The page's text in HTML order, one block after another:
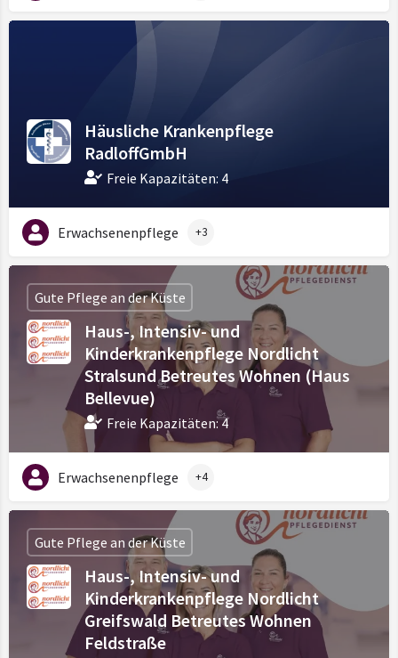
Häusliche Krankenpflege
RadloffGmbH
Freie Kapazitäten: 4
Erwachsenenpflege +3
Haus-, Intensiv- und
Kinderkrankenpflege Nordlicht
Stralsund Betreutes Wohnen (Haus
Bellevue)
Freie Kapazitäten: 4
Gute Pflege an der Küste
Erwachsenenpflege +4
Haus-, Intensiv- und
Kinderkrankenpflege Nordlicht
Greifswald Betreutes Wohnen
Feldstraße
Gute Pflege an der Küste